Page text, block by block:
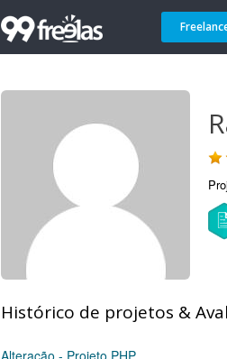
Histórico de projetos &
Alteração - Projeto PHP